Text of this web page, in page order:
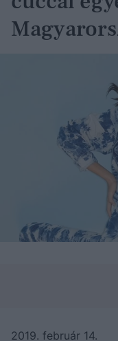
2019. február 14.